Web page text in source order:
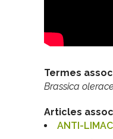
Termes
Brassica
Articles
ANTI-